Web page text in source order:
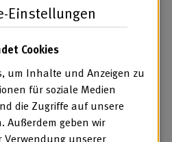
wurden am zweiten
„Strategien für neue digitale
mit Behinderungen“
debattierten dazu Dr. Jochen
Einstellungen
Cookies
um Inhalte und Anzeigen zu
für soziale Medien
die Zugriffe auf unsere
Außerdem geben wir
unserer